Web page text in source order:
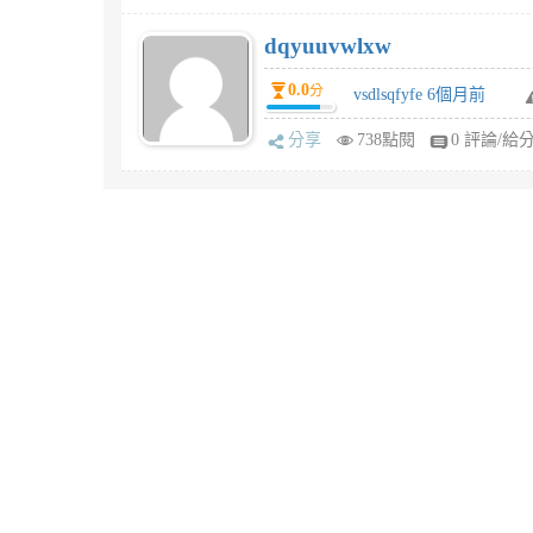
dqyuuvwlxw
0.0分 vsdlsqfyfe 6個月前
分享 738點閱 0 評論/給